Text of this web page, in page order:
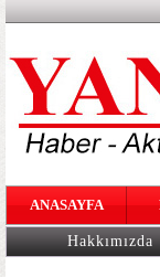
ANASAYFA
Hakkımızda